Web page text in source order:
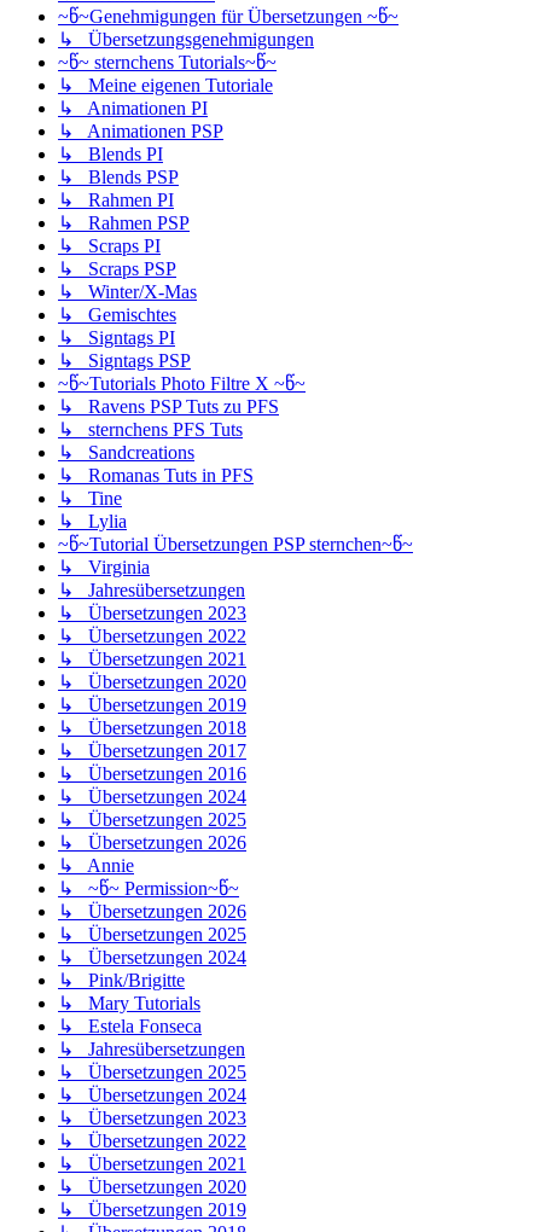
~წ~Genehmigungen für Übersetzungen ~წ~
↳ Übersetzungsgenehmigungen
~წ~ sternchens Tutorials~წ~
↳ Meine eigenen Tutoriale
↳ Animationen PI
↳ Animationen PSP
↳ Blends PI
↳ Blends PSP
↳ Rahmen PI
↳ Rahmen PSP
↳ Scraps PI
↳ Scraps PSP
↳ Winter/X-Mas
↳ Gemischtes
↳ Signtags PI
↳ Signtags PSP
~წ~Tutorials Photo Filtre X ~წ~
↳ Ravens PSP Tuts zu PFS
↳ sternchens PFS Tuts
↳ Sandcreations
↳ Romanas Tuts in PFS
↳ Tine
↳ Lylia
~წ~Tutorial Übersetzungen PSP sternchen~წ~
↳ Virginia
↳ Jahresübersetzungen
↳ Übersetzungen 2023
↳ Übersetzungen 2022
↳ Übersetzungen 2021
↳ Übersetzungen 2020
↳ Übersetzungen 2019
↳ Übersetzungen 2018
↳ Übersetzungen 2017
↳ Übersetzungen 2016
↳ Übersetzungen 2024
↳ Übersetzungen 2025
↳ Übersetzungen 2026
↳ Annie
↳ ~წ~ Permission~წ~
↳ Übersetzungen 2026
↳ Übersetzungen 2025
↳ Übersetzungen 2024
↳ Pink/Brigitte
↳ Mary Tutorials
↳ Estela Fonseca
↳ Jahresübersetzungen
↳ Übersetzungen 2025
↳ Übersetzungen 2024
↳ Übersetzungen 2023
↳ Übersetzungen 2022
↳ Übersetzungen 2021
↳ Übersetzungen 2020
↳ Übersetzungen 2019